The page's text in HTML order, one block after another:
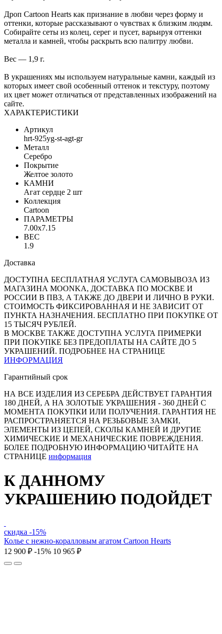
Дроп Cartoon Hearts как признание в любви через форму и
оттенки, которые рассказывают о чувствах к близким людям.
Собирайте сеты из колец, серег и пусет, варьируя оттенки
металла и камней, чтобы раскрыть всю палитру любви.
Вес — 1,9 г.
В украшениях мы используем натуральные камни, каждый из
которых имеет свой особенный оттенок и текстуру, поэтому
их цвет может отличаться от представленных изображений на
сайте.
ХАРАКТЕРИСТИКИ
Артикул
hrt-925yg-st-agt-gr
Металл
Серебро
Покрытие
Желтое золото
КАМНИ
Агат сердце 2 шт
Коллекция
Cartoon
ПАРАМЕТРЫ
7.00x7.15
ВЕС
1.9
Доставка
ДОСТУПНА БЕСПЛАТНАЯ УСЛУГА САМОВЫВОЗА ИЗ
МАГАЗИНА MOONKA, ДОСТАВКА ПО МОСКВЕ И
РОССИИ В ПВЗ, А ТАКЖЕ ДО ДВЕРИ И ЛИЧНО В РУКИ.
СТОИМОСТЬ ФИКСИРОВАННАЯ И НЕ ЗАВИСИТ ОТ
ПУНКТА НАЗНАЧЕНИЯ. БЕСПЛАТНО ПРИ ПОКУПКЕ ОТ
15 ТЫСЯЧ РУБЛЕЙ.
В МОСКВЕ ТАКЖЕ ДОСТУПНА УСЛУГА ПРИМЕРКИ
ПРИ ПОКУПКЕ БЕЗ ПРЕДОПЛАТЫ НА САЙТЕ ДО 5
УКРАШЕНИЙ. ПОДРОБНЕЕ НА СТРАНИЦЕ
ИНФОРМАЦИЯ
Гарантийный срок
НА ВСЕ ИЗДЕЛИЯ ИЗ СЕРЕБРА ДЕЙСТВУЕТ ГАРАНТИЯ
180 ДНЕЙ, А НА ЗОЛОТЫЕ УКРАШЕНИЯ - 360 ДНЕЙ С
МОМЕНТА ПОКУПКИ ИЛИ ПОЛУЧЕНИЯ. ГАРАНТИЯ НЕ
РАСПРОСТРАНЯЕТСЯ НА РЕЗЬБОВЫЕ ЗАМКИ,
ЭЛЕМЕНТЫ ИЗ ЦЕПЕЙ, СКОЛЫ КАМНЕЙ И ДРУГИЕ
ХИМИЧЕСКИЕ И МЕХАНИЧЕСКИЕ ПОВРЕЖДЕНИЯ.
БОЛЕЕ ПОДРОБНУЮ ИНФОРМАЦИЮ ЧИТАЙТЕ НА
СТРАНИЦЕ информация
К ДАННОМУ
УКРАШЕНИЮ ПОДОЙДЕТ
скидка -15%
Колье c нежно-коралловым агатом Cartoon Hearts
12 900 ₽ -15% 10 965 ₽